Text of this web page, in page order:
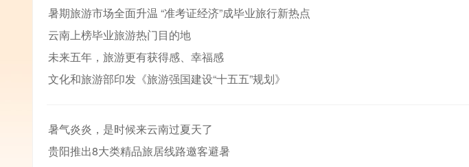
暑期旅游市场全面升温 “准考证经济”成毕业旅行新热点
云南上榜毕业旅游热门目的地
未来五年，旅游更有获得感、幸福感
文化和旅游部印发《旅游强国建设“十五五”规划》
暑气炎炎，是时候来云南过夏天了
贵阳推出8大类精品旅居线路邀客避暑